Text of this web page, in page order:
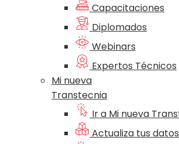
Capacitaciones
Diplomados
Webinars
Expertos Técnicos
Mi nueva
Transtecnia
Ir a Mi nueva
Actualiza tus datos